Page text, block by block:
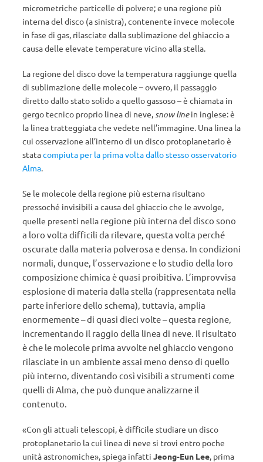
micrometriche particelle di polvere; e una regione più
interna del disco (a sinistra), contenente invece molecole
in fase di gas, rilasciate dalla sublimazione del ghiaccio a
causa delle elevate temperature vicino alla stella.
La regione del disco dove la temperatura raggiunge quella
di sublimazione delle molecole – ovvero, il passaggio
diretto dallo stato solido a quello gassoso – è chiamata in
gergo tecnico proprio linea di neve,snow linein inglese: è
la linea tratteggiata che vedete nell’immagine. Una linea la
cui osservazione all’interno di un disco protoplanetario è
statacompiuta per la prima volta dallo stesso osservatorio
Alma.
Se le molecole della regione più esterna risultano
pressoché invisibili a causa del ghiaccio che le avvolge,
quelle presenti nella regione più interna del disco sono
a loro volta difficili da rilevare, questa volta perché
oscurate dalla materia polverosa e densa. In condizioni
normali, dunque, l’osservazione e lo studio della loro
composizione chimica è quasi proibitiva. L’improvvisa
esplosione di materia dalla stella (rappresentata nella
parte inferiore dello schema), tuttavia, amplia
enormemente – di quasi dieci volte – questa regione,
incrementando il raggio della linea di neve. Il risultato
è che le molecole prima avvolte nel ghiaccio vengono
rilasciate in un ambiente assai meno denso di quello
più interno, diventando così visibili a strumenti come
quelli di Alma, che può dunque analizzarne il
contenuto.
«Con gli attuali telescopi, è difficile studiare un disco
protoplanetario la cui linea di neve si trovi entro poche
unità astronomiche», spiega infatti Jeong-Eun Lee, prima